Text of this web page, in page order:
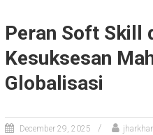
Peran Soft Skill
Kesuksesan
Globalisasi
December 29, 2025